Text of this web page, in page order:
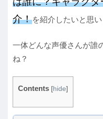
介！を紹介したいと思い
一体どんな声優さんが誰
ね？
Contents [hide]